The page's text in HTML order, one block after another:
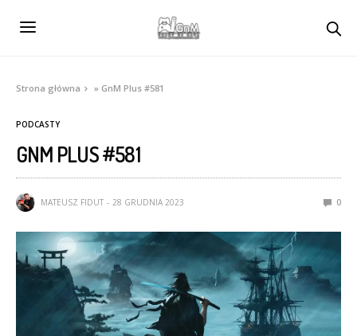
Strona główna » GnM Plus #581
PODCASTY
GNM PLUS #581
MATEUSZ FIDUT 28 GRUDNIA 2023 0